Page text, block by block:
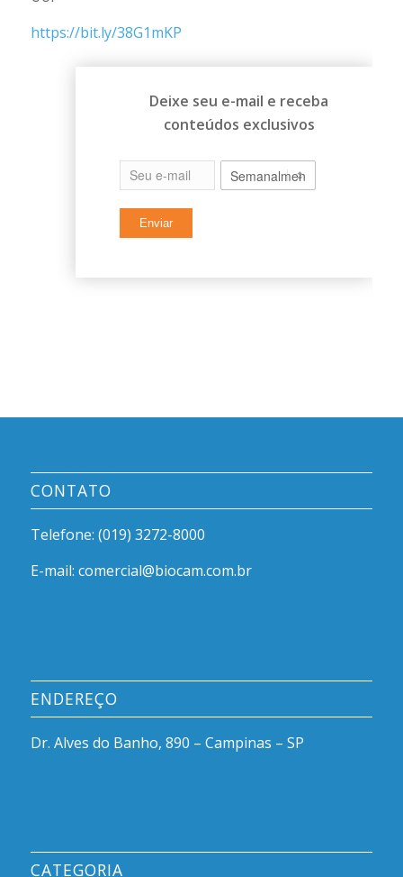
https://bit.ly/38G1mKP
Deixe seu e-mail e receba
conteúdos exclusivos
CONTATO
Telefone: (019) 3272-8000
E-mail: comercial@biocam.com.br
ENDEREÇO
Dr. Alves do Banho, 890 – Campinas – SP
CATEGORIA